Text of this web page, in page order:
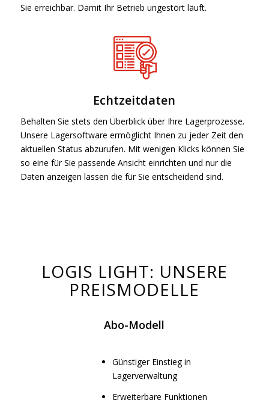
Sie erreichbar. Damit Ihr Betrieb ungestört läuft.
Echtzeitdaten
Behalten Sie stets den Überblick über Ihre Lagerprozesse.
Unsere Lagersoftware ermöglicht Ihnen zu jeder Zeit den
aktuellen Status abzurufen. Mit wenigen Klicks können Sie
so eine für Sie passende Ansicht einrichten und nur die
Daten anzeigen lassen die für Sie entscheidend sind.
LOGIS LIGHT: UNSERE
PREISMODELLE
Abo-Modell
Günstiger Einstieg in
Lagerverwaltung
Erweiterbare Funktionen